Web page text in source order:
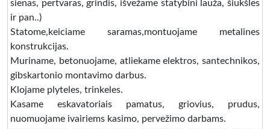
sienas, pertvaras, grindis, išvežame statybini lauža, šiukšles
ir pan..)
Statome,keiciame saramas,montuojame metalines
konstrukcijas.
Muriname, betonuojame, atliekame elektros, santechnikos,
gibskartonio montavimo darbus.
Klojame plyteles, trinkeles.
Kasame eskavatoriais pamatus, griovius, prudus,
nuomuojame ivairiems kasimo, pervežimo darbams.